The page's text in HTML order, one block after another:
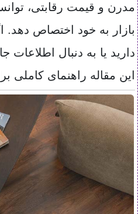
مدرن و قیمت رقابتی،
بازار به خود اختصاص دهد.
دارید یا به دنبال اطلاعات
این مقاله راهنمای کاملی